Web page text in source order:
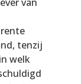
tenzij
welk